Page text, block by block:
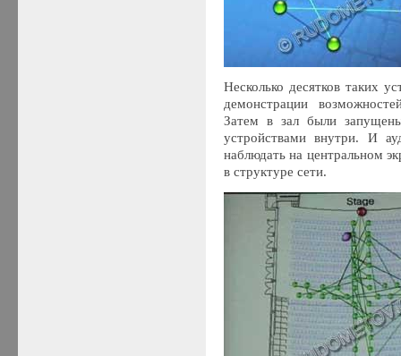
Несколько десятков таких
демонстрации
Затем в зал были
устройствами внутри. И
наблюдать на центральном
в структуре сети.